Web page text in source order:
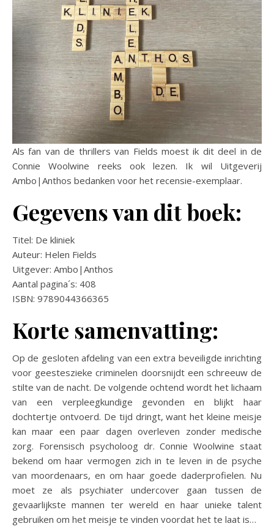
Als fan van de thrillers van Fields moest ik dit deel in de
Connie Woolwine reeks ook lezen. Ik wil Uitgeverij
Ambo|Anthos bedanken voor het recensie-exemplaar.
Gegevens van dit boek:
Titel: De kliniek
Auteur: Helen Fields
Uitgever: Ambo|Anthos
Aantal pagina´s: 408
ISBN: 9789044366365
Korte samenvatting:
Op de gesloten afdeling van een extra beveiligde inrichting
voor geesteszieke criminelen doorsnijdt een schreeuw de
stilte van de nacht. De volgende ochtend wordt het lichaam
van een verpleegkundige gevonden en blijkt haar
dochtertje ontvoerd. De tijd dringt, want het kleine meisje
kan maar een paar dagen overleven zonder medische
zorg. Forensisch psycholoog dr. Connie Woolwine staat
bekend om haar vermogen zich in te leven in de psyche
van moordenaars, en om haar goede daderprofielen. Nu
moet ze als psychiater undercover gaan tussen de
gevaarlijkste mannen ter wereld en haar unieke talent
gebruiken om het meisje te vinden voordat het te laat is…